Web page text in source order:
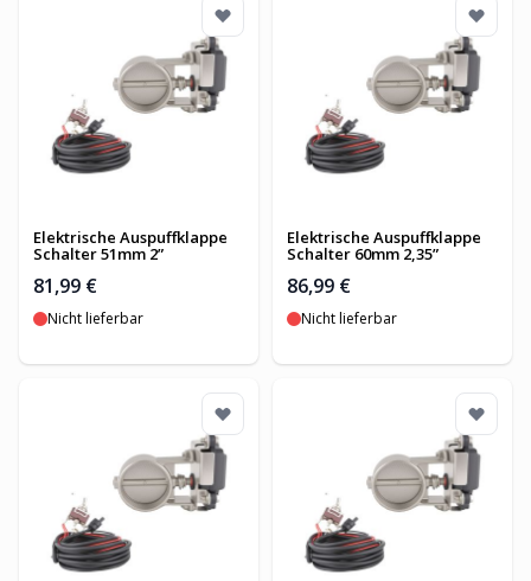
Elektrische Auspuffklappe
Schalter 51mm 2”
81,99 €
Nicht lieferbar
Elektrische Auspuffklappe
Schalter 60mm 2,35”
86,99 €
Nicht lieferbar